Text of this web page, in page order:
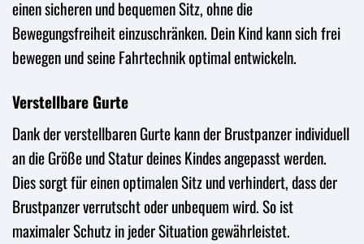
einen sicheren und bequemen Sitz, ohne die
Bewegungsfreiheit einzuschränken. Dein Kind kann sich frei
bewegen und seine Fahrtechnik optimal entwickeln.
Verstellbare Gurte
Dank der verstellbaren Gurte kann der Brustpanzer individuell
an die Größe und Statur deines Kindes angepasst werden.
Dies sorgt für einen optimalen Sitz und verhindert, dass der
Brustpanzer verrutscht oder unbequem wird. So ist
maximaler Schutz in jeder Situation gewährleistet.